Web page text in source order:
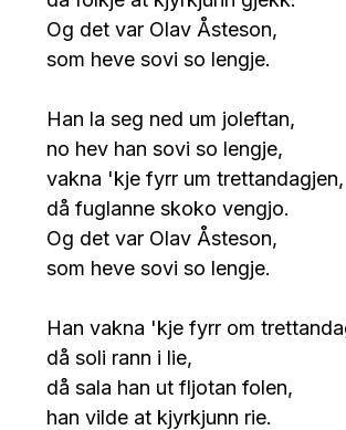
Og det var Olav Åsteson,
som heve sovi so lengje.
Han la seg ned um joleftan,
no hev han sovi so lengje,
vakna 'kje fyrr um trettandagjen,
då fuglanne skoko vengjo.
Og det var Olav Åsteson,
som heve sovi so lengje.
Han vakna 'kje fyrr om
då soli rann i lie,
då sala han ut fljotan folen,
han vilde at kjyrkjunn rie.